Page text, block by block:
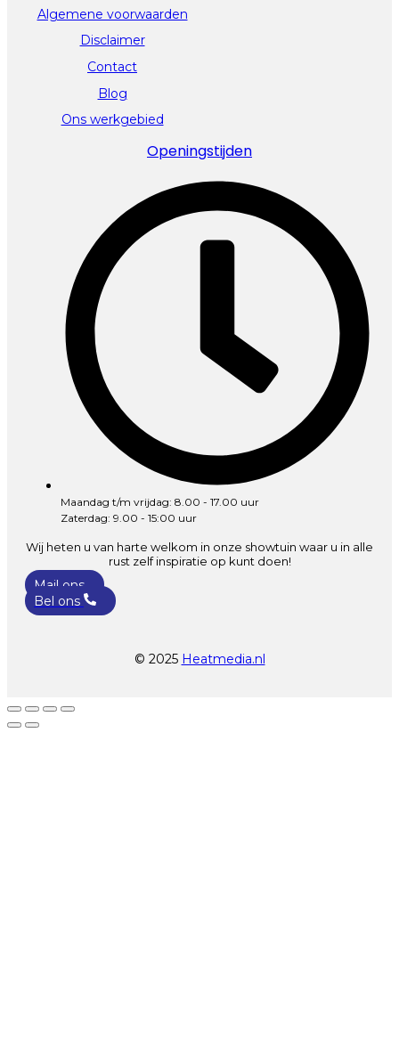
Algemene voorwaarden
Disclaimer
Contact
Blog
Ons werkgebied
Openingstijden
Maandag t/m vrijdag: 8.00 - 17.00 uur
Zaterdag: 9.00 - 15:00 uur
Wij heten u van harte welkom in onze showtuin waar u in alle
rust zelf inspiratie op kunt doen!
Mail ons
Bel ons
© 2025 Heatmedia.nl